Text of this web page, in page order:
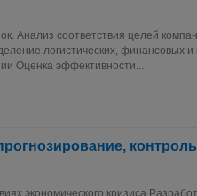
Анализ соответствия целей
логистических, финансовых и
Оценка эффективности...
контроль
экономического кризиса